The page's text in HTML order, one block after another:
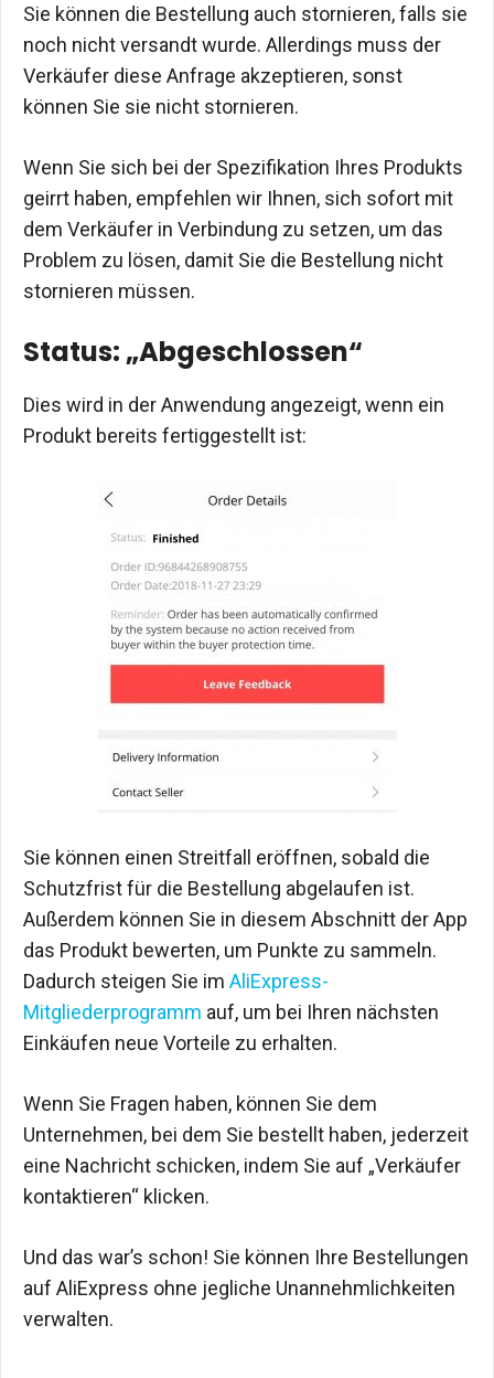
Sie können die Bestellung auch stornieren, falls sie
noch nicht versandt wurde. Allerdings muss der
Verkäufer diese Anfrage akzeptieren, sonst
können Sie sie nicht stornieren.
Wenn Sie sich bei der Spezifikation Ihres Produkts
geirrt haben, empfehlen wir Ihnen, sich sofort mit
dem Verkäufer in Verbindung zu setzen, um das
Problem zu lösen, damit Sie die Bestellung nicht
stornieren müssen.
Status: „Abgeschlossen“
Dies wird in der Anwendung angezeigt, wenn ein
Produkt bereits fertiggestellt ist:
Sie können einen Streitfall eröffnen, sobald die
Schutzfrist für die Bestellung abgelaufen ist.
Außerdem können Sie in diesem Abschnitt der App
das Produkt bewerten, um Punkte zu sammeln.
Dadurch steigen Sie im AliExpress-
Mitgliederprogramm auf, um bei Ihren nächsten
Einkäufen neue Vorteile zu erhalten.
Wenn Sie Fragen haben, können Sie dem
Unternehmen, bei dem Sie bestellt haben, jederzeit
eine Nachricht schicken, indem Sie auf „Verkäufer
kontaktieren“ klicken.
Und das war’s schon! Sie können Ihre Bestellungen
auf AliExpress ohne jegliche Unannehmlichkeiten
verwalten.